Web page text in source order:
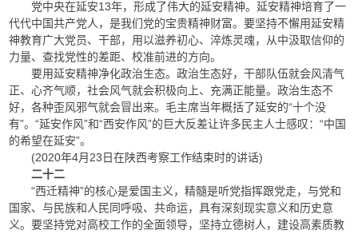
党中央在延安13年，形成了伟大的延安精神。延安精神培育了一
代代中国共产党人，是我们党的宝贵精神财富。要坚持不懈用延安精
神教育广大党员、干部，用以滋养初心、淬炼灵魂，从中汲取信仰的
力量、查找党性的差距、校准前进的方向。
要用延安精神净化政治生态。政治生态好，干部队伍就会风清气
正、心齐气顺，社会风气就会积极向上、充满正能量。政治生态不
好，各种歪风邪气就会冒出来。毛主席当年概括了延安的“十个没
有”。“延安作风”和“西安作风”的巨大反差让许多民主人士感叹：“中国
的希望在延安”。
(2020年4月23日在陕西考察工作结束时的讲话)
二十二
“西迁精神”的核心是爱国主义，精髓是听党指挥跟党走，与党和
国家、与民族和人民同呼吸、共命运，具有深刻现实意义和历史意
义。要坚持党对高校工作的全面领导，坚持立德树人，建设高素质教